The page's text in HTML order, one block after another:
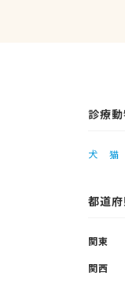
診療
犬 猫
都道
関東
関西